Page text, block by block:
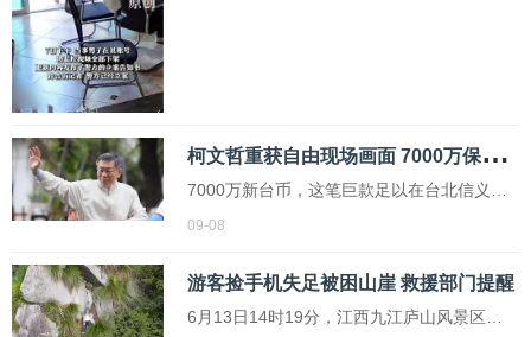
柯
文哲重获自由现场画面 7000万保释金换回自由身
7000万新台币，这笔巨款足以在台北信义区
买下一套景观豪宅，如今却换回了柯文哲的
一丝来自看守所马桶旁的潮湿味道
09-08
游客捡手机失足被困山崖 救援部门提醒
6月13日14时19分，江西九江庐山风景区